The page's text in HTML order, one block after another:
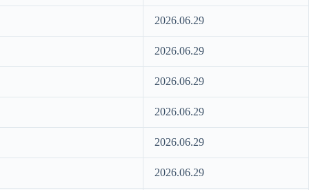
2026.06.29
2026.06.29
2026.06.29
2026.06.29
2026.06.29
2026.06.29